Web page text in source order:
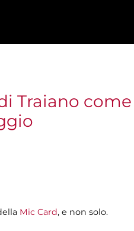
Traiano come
Mic Card, e non solo.